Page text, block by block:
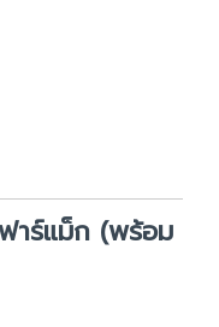
าร์แม็ก (พร้อม